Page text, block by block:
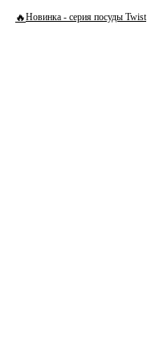
🔥Новинка - серия посуды Twist